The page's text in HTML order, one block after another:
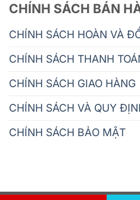
CHÍNH SÁCH BÁN
CHÍNH SÁCH HOÀN VÀ
CHÍNH SÁCH THANH
CHÍNH SÁCH GIAO HÀNG
CHÍNH SÁCH VÀ QUY
CHÍNH SÁCH BẢO MẬT